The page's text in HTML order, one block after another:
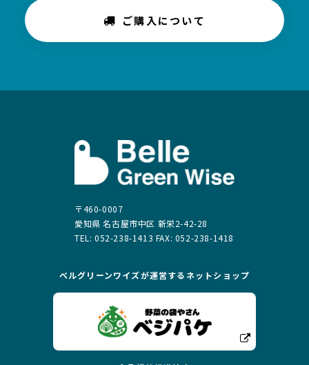
ご購入について
〒460-0007
愛知県 名古屋市中区 新栄2-42-28
TEL: 052-238-1413 FAX: 052-238-1418
ベルグリーンワイズが運営する ネットショップ